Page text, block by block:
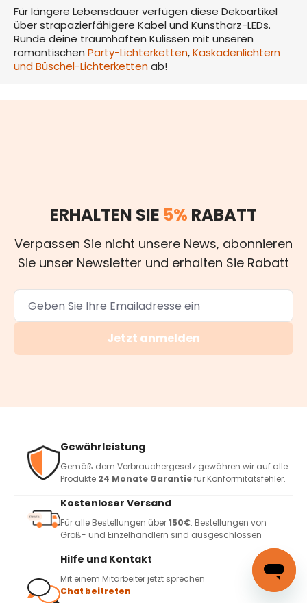
Für längere Lebensdauer verfügen diese Dekoartikel
über strapazierfähigere Kabel und Kunstharz-LEDs.
Runde deine traumhaften Kulissen mit unseren
romantischen Party-Lichterketten,Kaskadenlichtern
und Büschel-Lichterkettenab!
ERHALTEN SIE 5% RABATT
Verpassen Sie nicht unsere News, abonnieren
Sie unser Newsletter und erhalten Sie Rabatt
Jetzt anmelden
Gewährleistung
Gemäß dem Verbrauchergesetz gewähren wir auf alle
Produkte 24 Monate Garantiefür Konformitätsfehler.
Kostenloser Versand
Für alle Bestellungen über150€. Bestellungen von
Groß- und Einzelhändlern sind ausgeschlossen
Hilfe und Kontakt
Mit einem Mitarbeiter jetzt sprechen
Chat beitreten